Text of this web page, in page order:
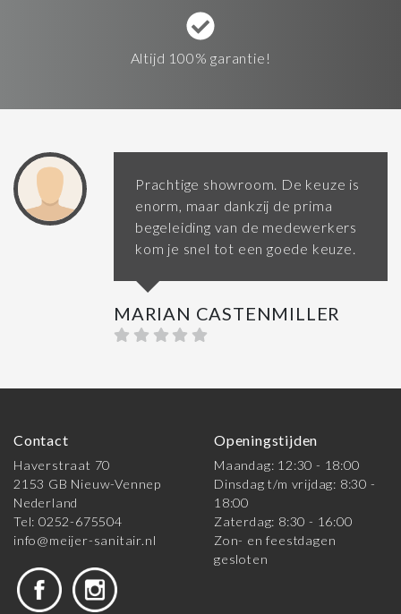
Altijd 100% garantie!
Prachtige showroom. De keuze is
enorm, maar dankzij de prima
begeleiding van de medewerkers
kom je snel tot een goede keuze.
MARIAN CASTENMILLER
Contact
Haverstraat 70
2153 GB Nieuw-Vennep
Nederland
Tel: 0252-675504
info@meijer-sanitair.nl
Openingstijden
Maandag: 12:30 - 18:00
Dinsdag t/m vrijdag: 8:30 -
18:00
Zaterdag: 8:30 - 16:00
Zon- en feestdagen
gesloten